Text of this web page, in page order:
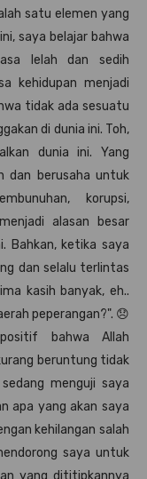
satu elemen yang
saya belajar bahwa
lelah dan sedih
kehidupan menjadi
tidak ada sesuatu
di dunia ini. Toh,
dunia ini. Yang
dan berusaha untuk
korupsi,
alasan besar
Bahkan, ketika saya
dan selalu terlintas
kasih banyak, eh..
peperangan?". 😞
bahwa Allah
beruntung tidak
menguji saya
apa yang akan saya
kehilangan salah
saya untuk